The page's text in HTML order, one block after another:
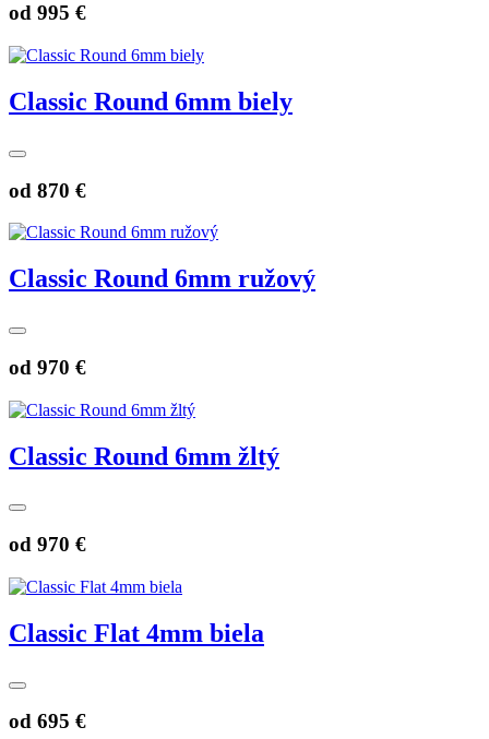
od 995 €
Classic Round 6mm biely
od 870 €
Classic Round 6mm ružový
od 970 €
Classic Round 6mm žltý
od 970 €
Classic Flat 4mm biela
od 695 €